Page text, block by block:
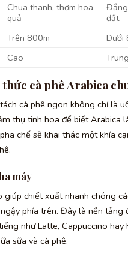
Chua thanh, thơm hoa
quả
Đắng
đất
Trên 800m
Dưới
Cao
cà phê Arabica
cà phê ngon không chỉ là
thụ tinh hoa để biết Arabica
chế sẽ khai thác một khía
máy
giúp chiết xuất nhanh chóng
phía trên. Đây là nền tảng
như Latte, Cappuccino hay
sữa và cà phê.